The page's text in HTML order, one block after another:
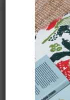
Sac ville
/
– Motif